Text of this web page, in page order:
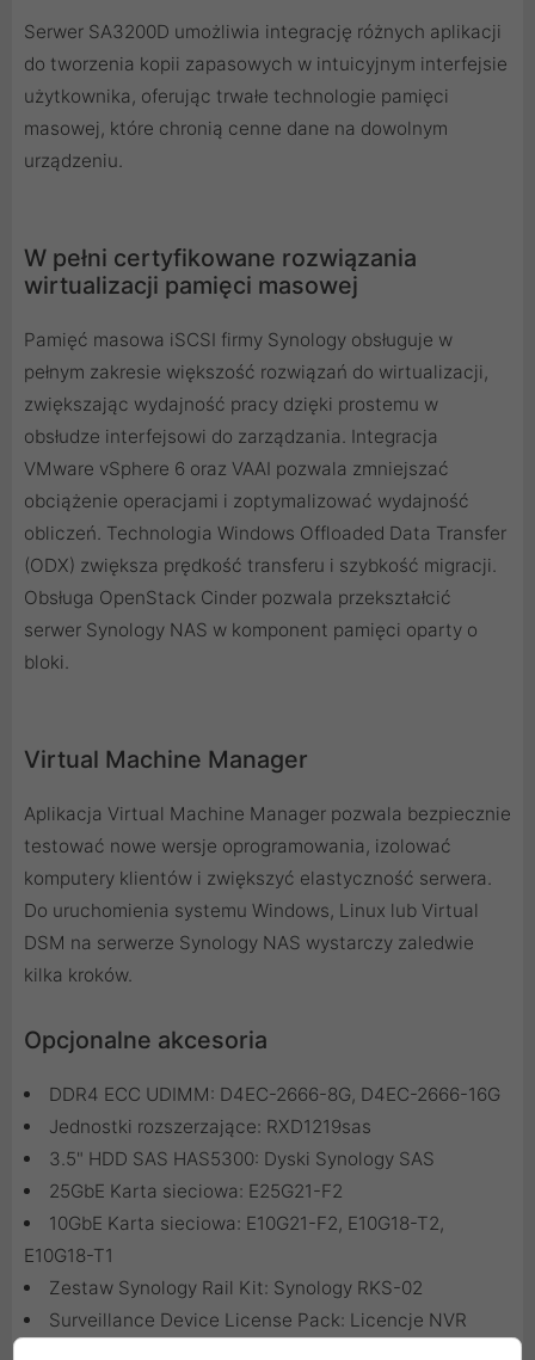
Serwer SA3200D umożliwia integrację różnych aplikacji
do tworzenia kopii zapasowych w intuicyjnym interfejsie
użytkownika, oferując trwałe technologie pamięci
masowej, które chronią cenne dane na dowolnym
urządzeniu.
W pełni certyfikowane rozwiązania
wirtualizacji pamięci masowej
Pamięć masowa iSCSI firmy Synology obsługuje w
pełnym zakresie większość rozwiązań do wirtualizacji,
zwiększając wydajność pracy dzięki prostemu w
obsłudze interfejsowi do zarządzania. Integracja
VMware vSphere 6 oraz VAAI pozwala zmniejszać
obciążenie operacjami i zoptymalizować wydajność
obliczeń. Technologia Windows Offloaded Data Transfer
(ODX) zwiększa prędkość transferu i szybkość migracji.
Obsługa OpenStack Cinder pozwala przekształcić
serwer Synology NAS w komponent pamięci oparty o
bloki.
Virtual Machine Manager
Aplikacja Virtual Machine Manager pozwala bezpiecznie
testować nowe wersje oprogramowania, izolować
komputery klientów i zwiększyć elastyczność serwera.
Do uruchomienia systemu Windows, Linux lub Virtual
DSM na serwerze Synology NAS wystarczy zaledwie
kilka kroków.
Opcjonalne akcesoria
DDR4 ECC UDIMM: D4EC-2666-8G, D4EC-2666-16G
Jednostki rozszerzające: RXD1219sas
3.5" HDD SAS HAS5300: Dyski Synology SAS
25GbE Karta sieciowa: E25G21-F2
10GbE Karta sieciowa: E10G21-F2, E10G18-T2,
E10G18-T1
Zestaw Synology Rail Kit: Synology RKS-02
Surveillance Device License Pack: Licencje NVR